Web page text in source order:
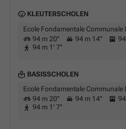
KLEUTERSCHOLEN
Ecole Fondamentale Communale
94 m 20''
94 m 14''
94 m 1' 7''
BASISSCHOLEN
Ecole Fondamentale Communale
94 m 20''
94 m 14''
94 m 1' 7''